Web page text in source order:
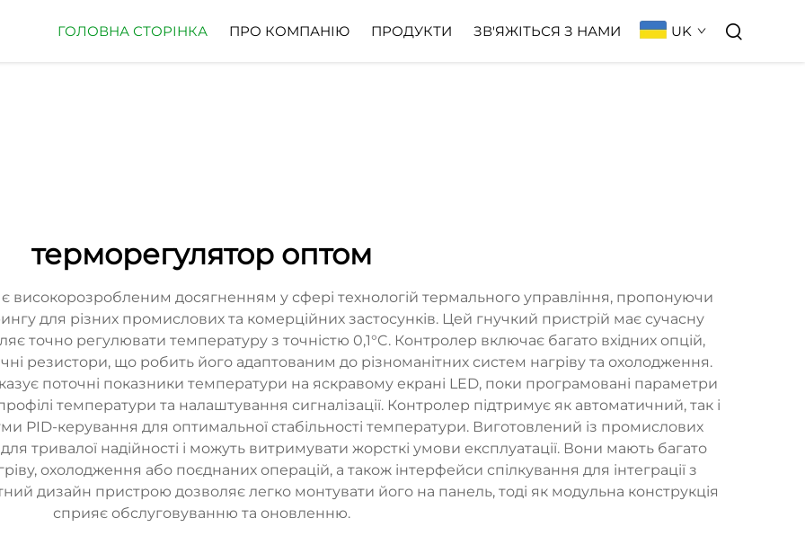
ГОЛОВНА СТОРІНКА ПРО КОМПАНІЮ ПРОДУКТИ ЗВ'ЯЖІТЬСЯ З НАМИ UK
терморегулятор оптом
є високорозробленим досягненням у сфері технологій термального управління, пропонуючи
для різних промислових та комерційних застосунків. Цей гнучкий пристрій має сучасну
точно регулювати температуру з точністю 0,1°C. Контролер включає багато вхідних опцій,
резистори, що робить його адаптованим до різноманітних систем нагріву та охолодження.
поточні показники температури на яскравому екрані LED, поки програмовані параметри
температури та налаштування сигналізації. Контролер підтримує як автоматичний, так і
керування для оптимальної стабільності температури. Виготовлений із промислових
тривалої надійності і можуть витримувати жорсткі умови експлуатації. Вони мають багато
охолодження або поєднаних операцій, а також інтерфейси спілкування для інтеграції з
дизайн пристрою дозволяє легко монтувати його на панель, тоді як модульна конструкція
сприяє обслуговуванню та оновленню.